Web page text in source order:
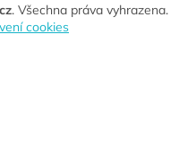
. Všechna práva vyhrazena.
cookies